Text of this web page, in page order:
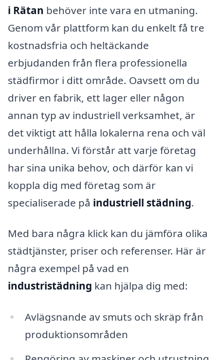
i Rätan behöver inte vara en utmaning.
Genom vår plattform kan du enkelt få tre
kostnadsfria och heltäckande
erbjudanden från flera professionella
städfirmor i ditt område. Oavsett om du
driver en fabrik, ett lager eller någon
annan typ av industriell verksamhet, är
det viktigt att hålla lokalerna rena och väl
underhållna. Vi förstår att varje företag
har sina unika behov, och därför kan vi
koppla dig med företag som är
specialiserade på industriell städning.
Med bara några klick kan du jämföra olika
städtjänster, priser och referenser. Här är
några exempel på vad en
industristädning kan hjälpa dig med:
Avlägsnande av smuts och skräp från
produktionsområden